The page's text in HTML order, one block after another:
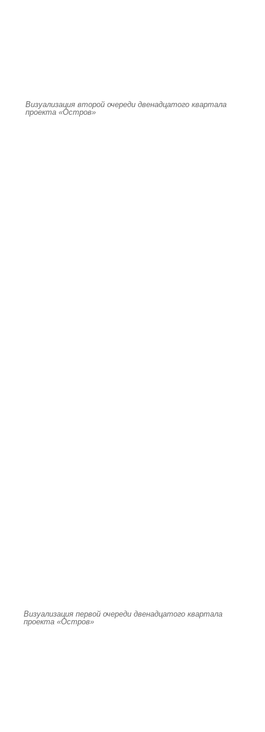
Визуализация второй очереди двенадцатого квартала
проекта «Остров»
Визуализация первой очереди двенадцатого квартала
проекта «Остров»